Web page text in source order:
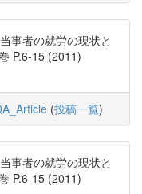
事者の就労の現状と
P.6-15 (2011)
(投稿一覧)
事者の就労の現状と
P.6-15 (2011)